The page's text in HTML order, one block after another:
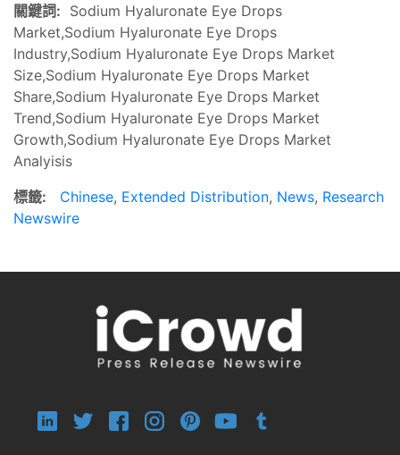
關鍵詞: Sodium Hyaluronate Eye Drops
Market,Sodium Hyaluronate Eye Drops
Industry,Sodium Hyaluronate Eye Drops Market
Size,Sodium Hyaluronate Eye Drops Market
Share,Sodium Hyaluronate Eye Drops Market
Trend,Sodium Hyaluronate Eye Drops Market
Growth,Sodium Hyaluronate Eye Drops Market
Analyisis
標籤:
Chinese, Extended Distribution, News, Research
Newswire